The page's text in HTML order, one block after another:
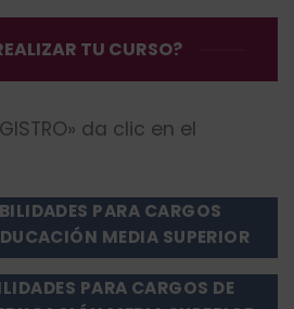
TU CURSO?
da clic en el
PARA CARGOS
MEDIA SUPERIOR
PARA CARGOS DE